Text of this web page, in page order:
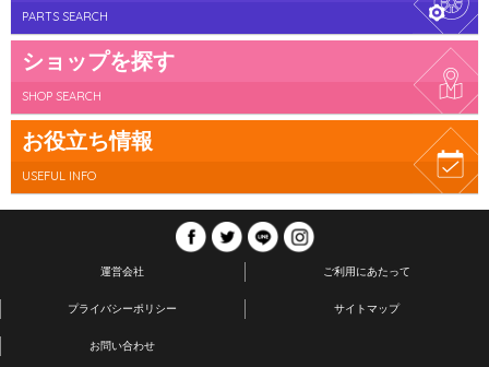
PARTS SEARCH
ショップを探す
SHOP SEARCH
お役立ち情報
USEFUL INFO
運営会社 ご利用にあたって
プライバシーポリシー サイトマップ
お問い合わせ